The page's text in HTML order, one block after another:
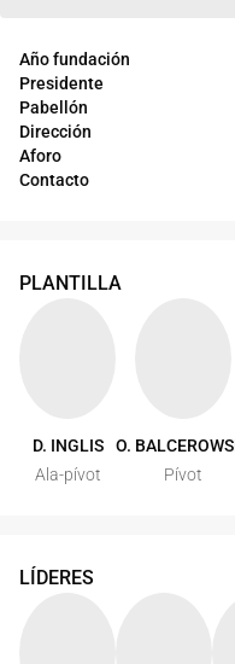
Año fundación
Presidente
Pabellón
Dirección
Aforo
Contacto
PLANTILLA
D. INGLIS
Ala-pívot
O.
Pívot
LÍDERES